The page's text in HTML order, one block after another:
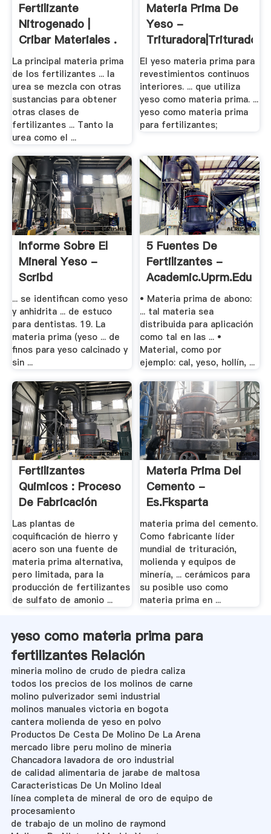
Fertilizante
Nitrogenado |
Cribar Materiales .
La principal materia prima
de los fertilizantes ... la
urea se mezcla con otras
sustancias para obtener
otras clases de
fertilizantes ... Tanto la
urea como el ...
Materia Prima De
Yeso -
Trituradora|Trituradora
.
El yeso materia prima para
revestimientos continuos
interiores. ... que utiliza
yeso como materia prima. ...
yeso como materia prima
para fertilizantes;
Informe Sobre El
Mineral Yeso -
Scribd
... se identifican como yeso
y anhidrita ... de estuco
para dentistas. 19. La
materia prima (yeso ... de
finos para yeso calcinado y
sin ...
5 Fuentes De
Fertilizantes -
Academic.uprm.edu
• Materia prima de abono:
... tal materia sea
distribuida para aplicación
como tal en las ... •
Material, como por
ejemplo: cal, yeso, hollín, ...
Fertilizantes
Quimicos : Proceso
De Fabricación
Las plantas de
coquificación de hierro y
acero son una fuente de
materia prima alternativa,
pero limitada, para la
producción de fertilizantes
de sulfato de amonio ...
Materia Prima Del
Cemento -
Es.fksparta
materia prima del cemento.
Como fabricante líder
mundial de trituración,
molienda y equipos de
minería, ... cerámicos para
su posible uso como
materia prima en ...
yeso como materia prima para
fertilizantes Relación
mineria molino de crudo de piedra caliza
todos los precios de los molinos de carne
molino pulverizador semi industrial
molinos manuales victoria en bogota
cantera molienda de yeso en polvo
Productos De Cesta De Molino De La Arena
mercado libre peru molino de mineria
Chancadora lavadora de oro industrial
de calidad alimentaria de jarabe de maltosa
Caracteristicas De Un Molino Ideal
línea completa de mineral de oro de equipo de
procesamiento
de trabajo de un molino de raymond